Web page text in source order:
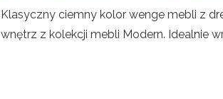
Klasyczny ciemny kolor wenge mebli z
wnętrz z kolekcji mebli Modern. Idealnie